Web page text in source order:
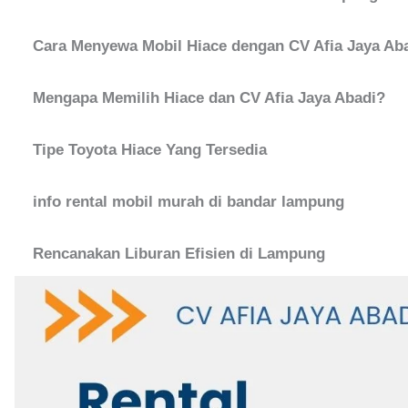
Cara Menyewa Mobil Hiace dengan CV Afia Jaya
Mengapa Memilih Hiace dan CV Afia Jaya Abadi?
Tipe Toyota Hiace Yang Tersedia
info rental mobil murah di bandar lampung
Rencanakan Liburan Efisien di Lampung